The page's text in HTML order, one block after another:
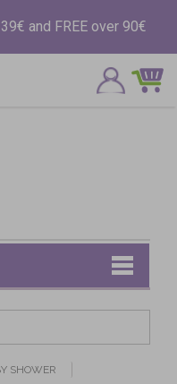
and FREE over 90€
SHOWER